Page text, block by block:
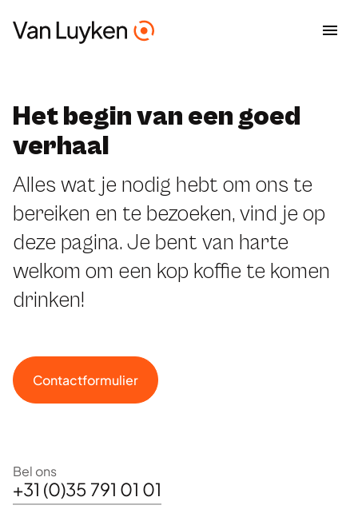
Het begin van een goed
verhaal
Alles wat je nodig hebt om ons te
bereiken en te bezoeken, vind je op
deze pagina. Je bent van harte
welkom om een kop koffie te komen
drinken!
Contactformulier
Bel ons
+31 (0)35 791 01 01